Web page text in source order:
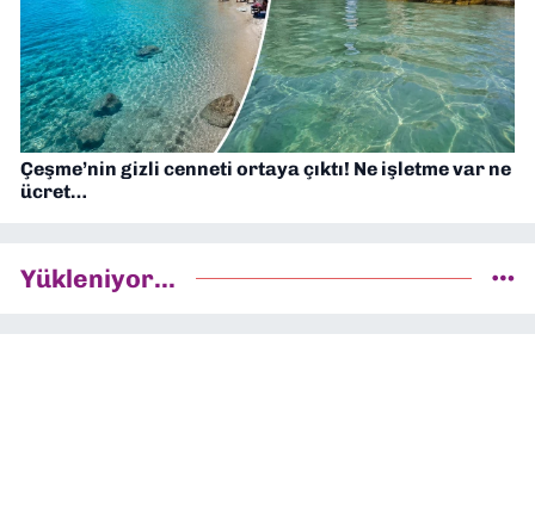
Çeşme’nin gizli cenneti ortaya çıktı! Ne işletme var ne
ücret…
Yükleniyor...